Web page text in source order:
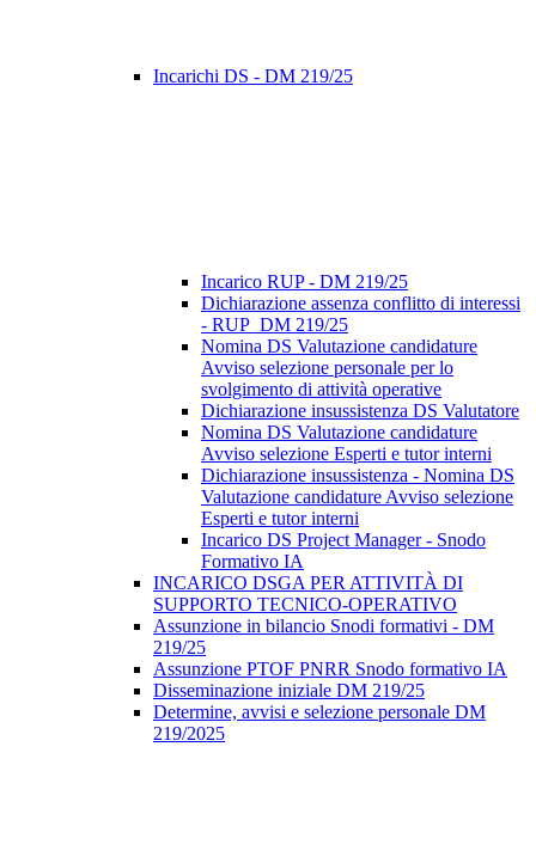
Incarichi DS - DM 219/25
Incarico RUP - DM 219/25
Dichiarazione assenza conflitto di interessi
- RUP_DM 219/25
Nomina DS Valutazione candidature
Avviso selezione personale per lo
svolgimento di attività operative
Dichiarazione insussistenza DS Valutatore
Nomina DS Valutazione candidature
Avviso selezione Esperti e tutor interni
Dichiarazione insussistenza - Nomina DS
Valutazione candidature Avviso selezione
Esperti e tutor interni
Incarico DS Project Manager - Snodo
Formativo IA
INCARICO DSGA PER ATTIVITÀ DI
SUPPORTO TECNICO-OPERATIVO
Assunzione in bilancio Snodi formativi - DM
219/25
Assunzione PTOF PNRR Snodo formativo IA
Disseminazione iniziale DM 219/25
Determine, avvisi e selezione personale DM
219/2025